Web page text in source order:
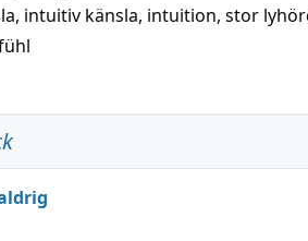
, intuitiv känsla, intuition, stor